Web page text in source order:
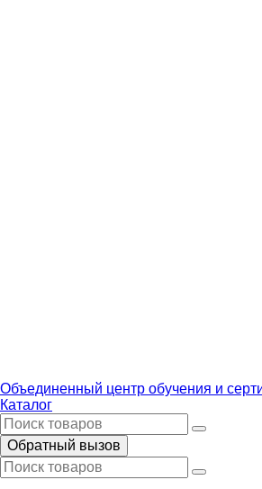
Объединенный центр обучения и
Каталог
Обратный вызов